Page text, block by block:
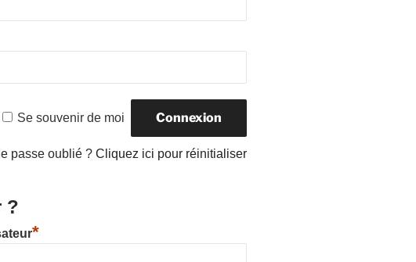
Se souvenir de moi
passe oublié ?Cliquez ici pour réinitialiser
?
*